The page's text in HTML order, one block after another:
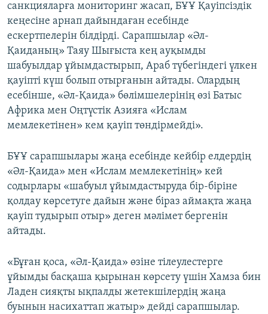
санкцияларға мониторинг жасап, БҰҰ Қауіпсіздік
кеңесіне арнап дайындаған есебінде
ескертпелерін білдірді. Сарапшылар «Әл-
Қаиданың» Таяу Шығыста кең ауқымды
шабуылдар ұйымдастырып, Араб түбегіндегі үлкен
қауіпті күш болып отырғанын айтады. Олардың
есебінше, «Әл-Қаида» бөлімшелерінің өзі Батыс
Африка мен Оңтүстік Азияға «Ислам
мемлекетінен» кем қауіп төндірмейді».
БҰҰ сарапшылары жаңа есебінде кейбір елдердің
«Әл-Қаида» мен «Ислам мемлекетінің» кей
содырлары «шабуыл ұйымдастыруда бір-біріне
қолдау көрсетуге дайын және біраз аймақта жаңа
қауіп тудырып отыр» деген мәлімет бергенін
айтады.
«Бұған қоса, «Әл-Қаида» өзіне тілеулестерге
ұйымды басқаша қырынан көрсету үшін Хамза бин
Ладен сияқты ықпалды жетекшілердің жаңа
буынын насихаттап жатыр» дейді сарапшылар.